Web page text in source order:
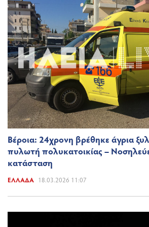
Βέροια: 24χρονη βρέθηκε άγρια
πυλωτή πολυκατοικίας –
κατάσταση
ΕΛΛΆΔΑ 18.03.2026 11:07